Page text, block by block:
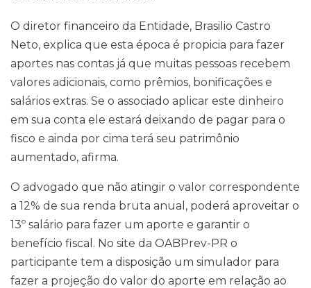
O diretor financeiro da Entidade, Brasilio Castro
Neto, explica que esta época é propicia para fazer
aportes nas contas já que muitas pessoas recebem
valores adicionais, como prêmios, bonificações e
salários extras. Se o associado aplicar este dinheiro
em sua conta ele estará deixando de pagar para o
fisco e ainda por cima terá seu patrimônio
aumentado, afirma.
O advogado que não atingir o valor correspondente
a 12% de sua renda bruta anual, poderá aproveitar o
13º salário para fazer um aporte e garantir o
benefício fiscal. No site da OABPrev-PR o
participante tem a disposição um simulador para
fazer a projeção do valor do aporte em relação ao